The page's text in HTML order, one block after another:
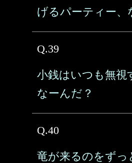
げるパーティー、
Q.39
小銭はいつも無視
なーんだ？
Q.40
竜が来るのをずっ